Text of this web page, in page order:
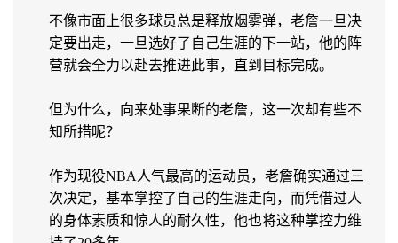
不像市面上很多球员总是释放烟雾弹，老詹一旦决
定要出走，一旦选好了自己生涯的下一站，他的阵
营就会全力以赴去推进此事，直到目标完成。
但为什么，向来处事果断的老詹，这一次却有些不
知所措呢？
作为现役NBA人气最高的运动员，老詹确实通过三
次决定，基本掌控了自己的生涯走向，而凭借过人
的身体素质和惊人的耐久性，他也将这种掌控力维